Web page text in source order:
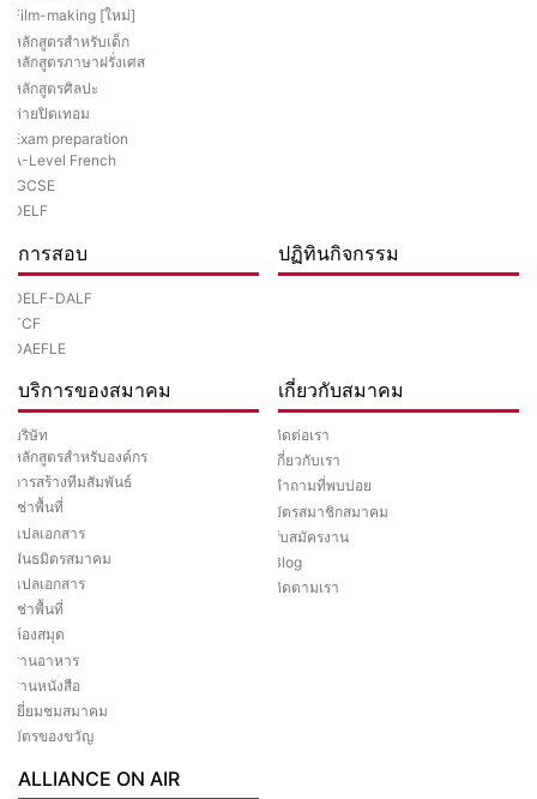
Film-making [ใหม่]
หลักสูตรสำหรับเด็ก
หลักสูตรภาษาฝรั่งเศส
หลักสูตรศิลปะ
ค่ายปิดเทอม
Exam preparation
A-Level French
IGCSE
DELF
การสอบ
DELF-DALF
TCF
DAEFLE
ปฏิทินกิจกรรม
บริการของสมาคม
บริษัท
หลักสูตรสำหรับองค์กร
การสร้างทีมสัมพันธ์
เช่าพื้นที่
แปลเอกสาร
พันธมิตรสมาคม
แปลเอกสาร
เช่าพื้นที่
ห้องสมุด
ร้านอาหาร
ร้านหนังสือ
เยี่ยมชมสมาคม
บัตรของขวัญ
เกี่ยวกับสมาคม
ติดต่อเรา
เกี่ยวกับเรา
คำถามที่พบบ่อย
บัตรสมาชิกสมาคม
รับสมัครงาน
Blog
ติดตามเรา
ALLIANCE ON AIR